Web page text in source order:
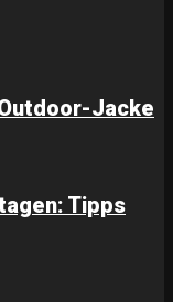
Jacke
Tipps